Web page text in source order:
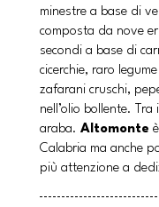
minestre a base di
composta da nove
secondi a base di
cicerchie, raro
zafarani cruschi,
nell’olio bollente.
araba. Altomonte
Calabria ma anche
più attenzione a